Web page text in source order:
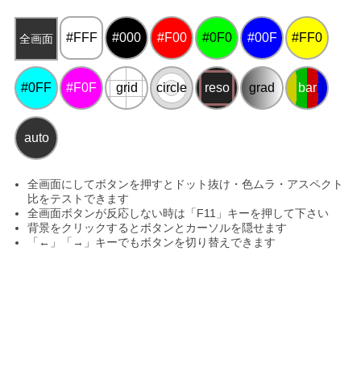
全画面 #FFF #000 #F00 #0F0 #00F #FF0
#0FF #F0F grid circle reso grad bar
全画面にしてボタンを押すとドット抜け・色ムラ・アスペクト
比をテストできます
全画面ボタンが反応しない時は「F11」キーを押して下さい
背景をクリックするとボタンとカーソルを隠せます
「←」「→」キーでもボタンを切り替えできます